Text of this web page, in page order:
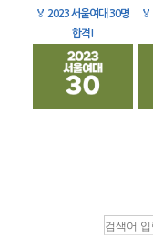
🏅 2023 서울여대 30명
합격!
🏅